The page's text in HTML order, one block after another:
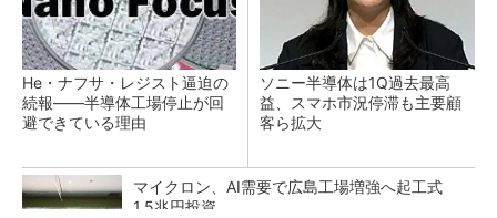
He・ナフサ・レジスト逼迫の
続報――半導体工場停止が回
避できている理由
ソニー半導体は1Q過去最高
益、スマホ市況停滞も主要顧
客ら拡大
マイクロン、AI需要で広島工場増強へ起工式
1.5兆円投資